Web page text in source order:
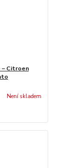
– Citroen
Není skladem